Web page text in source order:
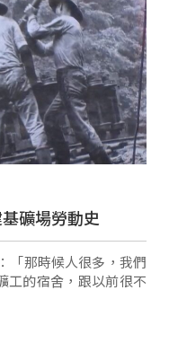
礦場勞動史
「那時候人很多，我們
工的宿舍，跟以前很不